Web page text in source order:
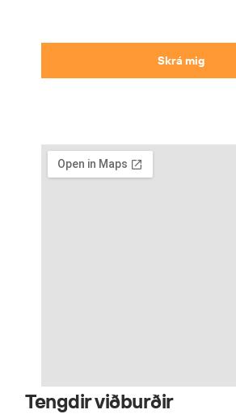
Skrá mig
Tengdir viðburðir